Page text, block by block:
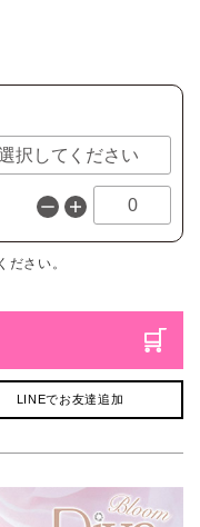
さい。
LINEでお友達追加